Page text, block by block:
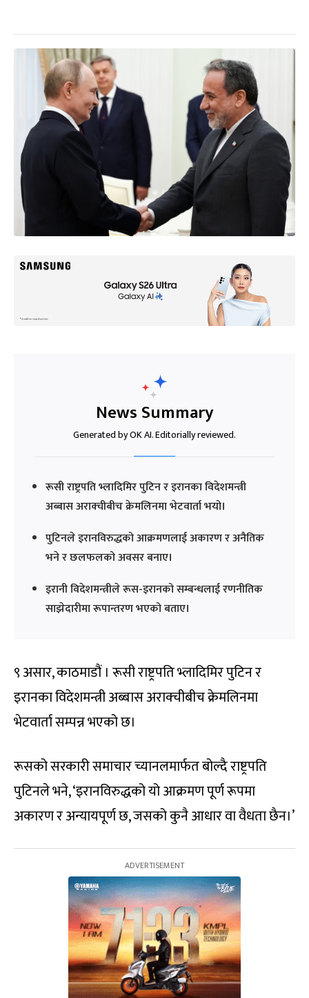
News Summary
Generated by OK AI. Editorially reviewed.
रूसी राष्ट्रपति भ्लादिमिर पुटिन र इरानका विदेशमन्त्री
अब्बास अराक्चीबीच क्रेमलिनमा भेटवार्ता भयो।
पुटिनले इरानविरुद्धको आक्रमणलाई अकारण र अनैतिक
भने र छलफलको अवसर बनाए।
इरानी विदेशमन्त्रीले रूस-इरानको सम्बन्धलाई रणनीतिक
साझेदारीमा रूपान्तरण भएको बताए।
९ असार, काठमाडौं । रूसी राष्ट्रपति भ्लादिमिर पुटिन र
इरानका विदेशमन्त्री अब्बास अराक्चीबीच क्रेमलिनमा
भेटवार्ता सम्पन्न भएको छ।
रूसको सरकारी समाचार च्यानलमार्फत बोल्दै राष्ट्रपति
पुटिनले भने, ‘इरानविरुद्धको यो आक्रमण पूर्ण रूपमा
अकारण र अन्यायपूर्ण छ, जसको कुनै आधार वा वैधता छैन।’